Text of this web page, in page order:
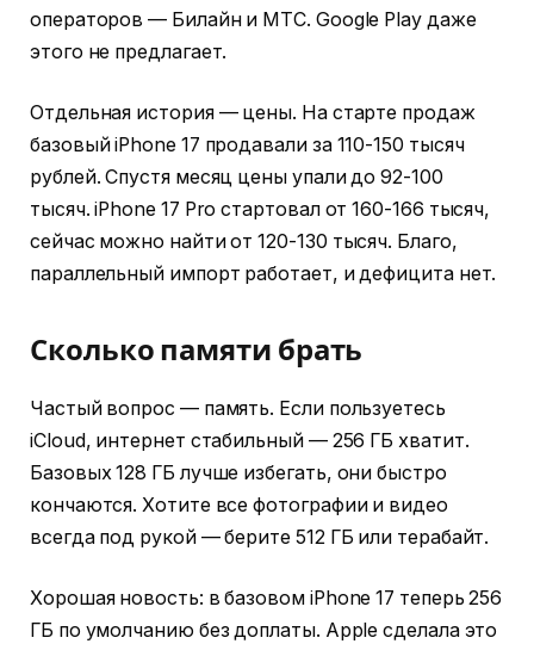
операторов — Билайн и МТС. Google Play даже
этого не предлагает.
Отдельная история — цены. На старте продаж
базовый iPhone 17 продавали за 110-150 тысяч
рублей. Спустя месяц цены упали до 92-100
тысяч. iPhone 17 Pro стартовал от 160-166 тысяч,
сейчас можно найти от 120-130 тысяч. Благо,
параллельный импорт работает, и дефицита нет.
Сколько памяти брать
Частый вопрос — память. Если пользуетесь
iCloud, интернет стабильный — 256 ГБ хватит.
Базовых 128 ГБ лучше избегать, они быстро
кончаются. Хотите все фотографии и видео
всегда под рукой — берите 512 ГБ или терабайт.
Хорошая новость: в базовом iPhone 17 теперь 256
ГБ по умолчанию без доплаты. Apple сделала это